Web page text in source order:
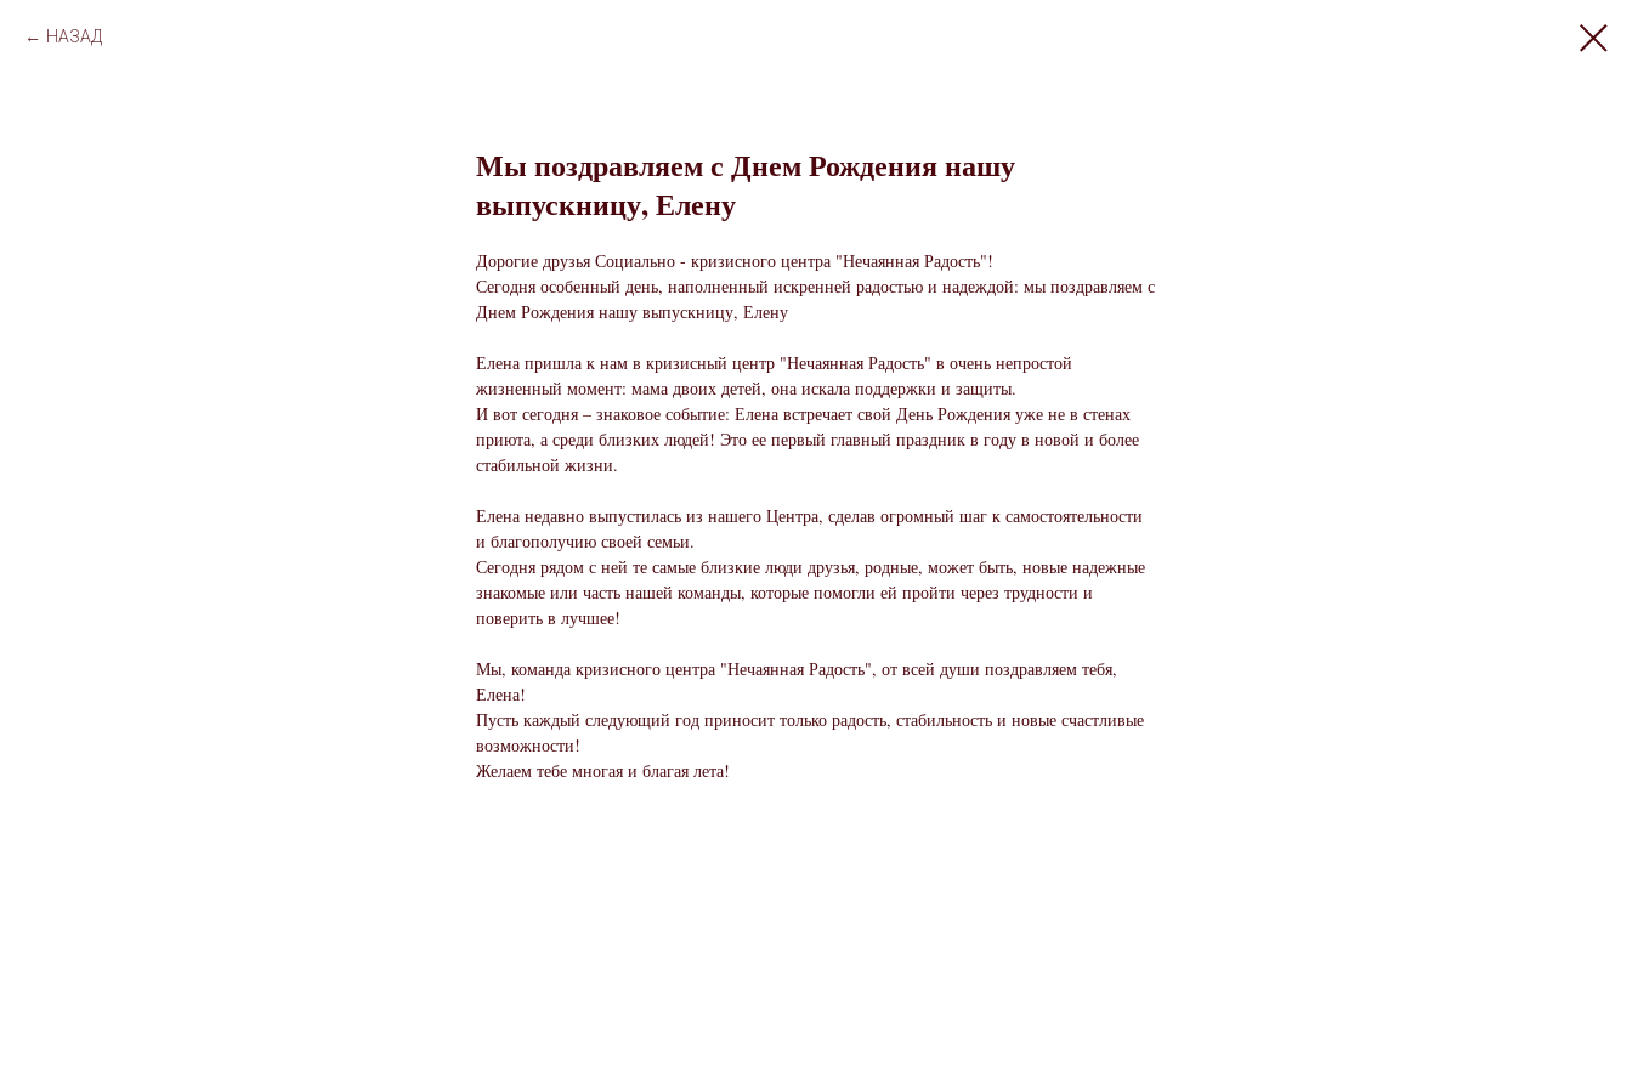
НАЗАД
Мы поздравляем с Днем Рождения нашу
выпускницу, Елену
Дорогие друзья Социально - кризисного центра "Нечаянная Радость"!
Сегодня особенный день, наполненный искренней радостью и надеждой: мы поздравляем с
Днем Рождения нашу выпускницу, Елену
Елена пришла к нам в кризисный центр "Нечаянная Радость" в очень непростой
жизненный момент: мама двоих детей, она искала поддержки и защиты.
И вот сегодня – знаковое событие: Елена встречает свой День Рождения уже не в стенах
приюта, а среди близких людей! Это ее первый главный праздник в году в новой и более
стабильной жизни.
Елена недавно выпустилась из нашего Центра, сделав огромный шаг к самостоятельности
и благополучию своей семьи.
Сегодня рядом с ней те самые близкие люди друзья, родные, может быть, новые надежные
знакомые или часть нашей команды, которые помогли ей пройти через трудности и
поверить в лучшее!
Мы, команда кризисного центра "Нечаянная Радость", от всей души поздравляем тебя,
Елена!
Пусть каждый следующий год приносит только радость, стабильность и новые счастливые
возможности!
Желаем тебе многая и благая лета!